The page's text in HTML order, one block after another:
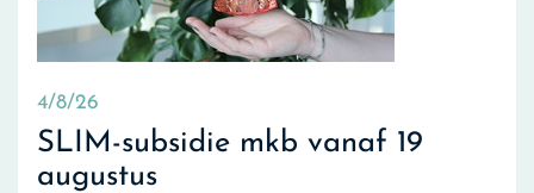
4/8/26
SLIM-subsidie mkb vanaf 19
augustus